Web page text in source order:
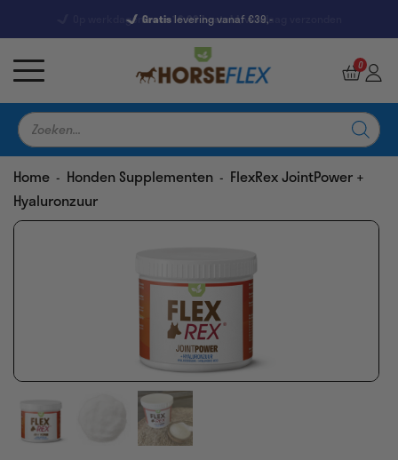
Gratislevering vanaf €39,-
9,5 7245 Reviews
Producten
zoeken
0
Home - Honden Supplementen - FlexRex JointPower +
Hyaluronzuur